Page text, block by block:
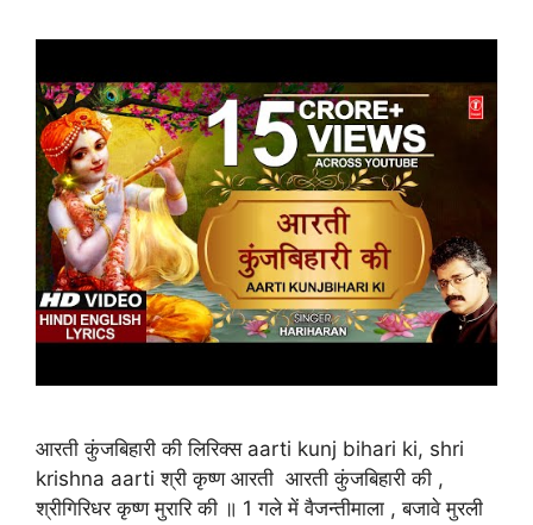
आरती कुंजबिहारी की लिरिक्स aarti kunj bihari ki, shri
krishna aarti श्री कृष्ण आरती आरती कुंजबिहारी की ,
श्रीगिरिधर कृष्ण मुरारि की ॥ 1 गले में वैजन्तीमाला , बजावे मुरली